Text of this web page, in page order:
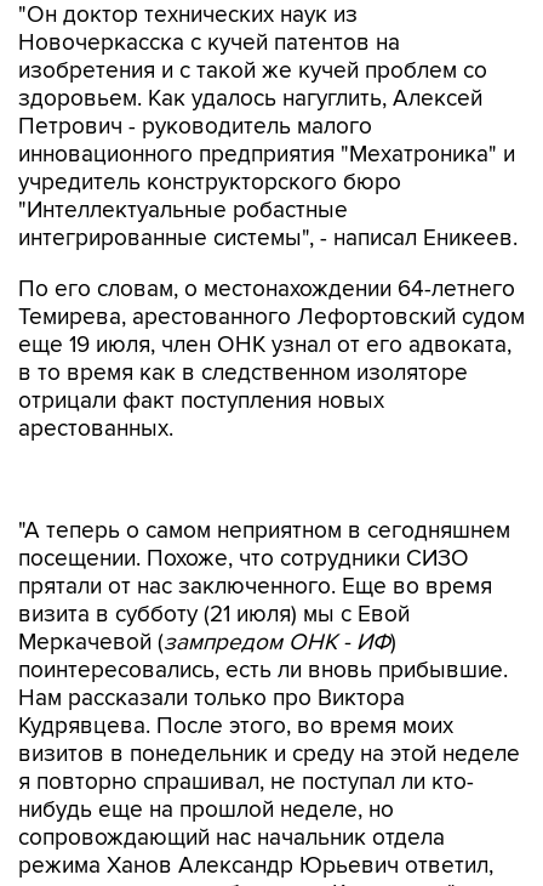
"Он доктор технических наук из
Новочеркасска с кучей патентов на
изобретения и с такой же кучей проблем со
здоровьем. Как удалось нагуглить, Алексей
Петрович - руководитель малого
инновационного предприятия "Мехатроника" и
учредитель конструкторского бюро
"Интеллектуальные робастные
интегрированные системы", - написал Еникеев.
По его словам, о местонахождении 64-летнего
Темирева, арестованного Лефортовский судом
еще 19 июля, член ОНК узнал от его адвоката,
в то время как в следственном изоляторе
отрицали факт поступления новых
арестованных.
прятали от нас заключенного. Еще во время
визита в субботу (21 июля) мы с Евой
Меркачевой (зампредом ОНК - ИФ )
поинтересовались, есть ли вновь прибывшие.
Нам рассказали только про Виктора
Кудрявцева. После этого, во время моих
визитов в понедельник и среду на этой неделе
я повторно спрашивал, не поступал ли кто-
нибудь еще на прошлой неделе, но
сопровождающий нас начальник отдела
режима Ханов Александр Юрьевич ответил,
что не поступало, и был один Кудрявцев", -
сообщил Еникеев.